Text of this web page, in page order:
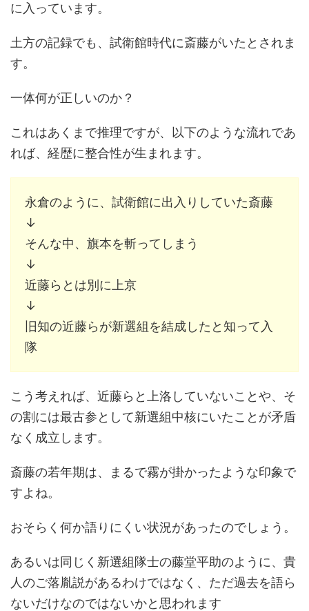
に入っています。
土方の記録でも、試衛館時代に斎藤がいたとされま
す。
一体何が正しいのか？
これはあくまで推理ですが、以下のような流れであ
れば、経歴に整合性が生まれます。
永倉のように、試衛館に出入りしていた斎藤
↓
そんな中、旗本を斬ってしまう
↓
近藤らとは別に上京
↓
旧知の近藤らが新選組を結成したと知って入
隊
こう考えれば、近藤らと上洛していないことや、そ
の割には最古参として新選組中核にいたことが矛盾
なく成立します。
斎藤の若年期は、まるで霧が掛かったような印象で
すよね。
おそらく何か語りにくい状況があったのでしょう。
あるいは同じく新選組隊士の藤堂平助のように、貴
人のご落胤説があるわけではなく、ただ過去を語ら
ないだけなのではないかと思われます